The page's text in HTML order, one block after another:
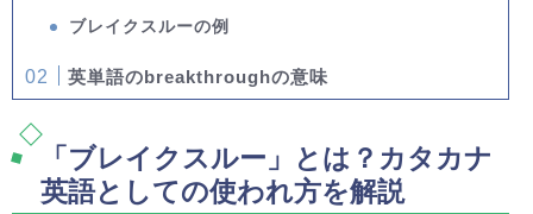
ブレイクスルーの例
英単語のbreakthroughの意味
「ブレイクスルー」とは？カタカナ
英語としての使われ方を解説